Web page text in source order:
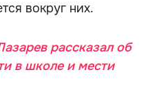
вокруг них.
рассказал об
в школе и мести